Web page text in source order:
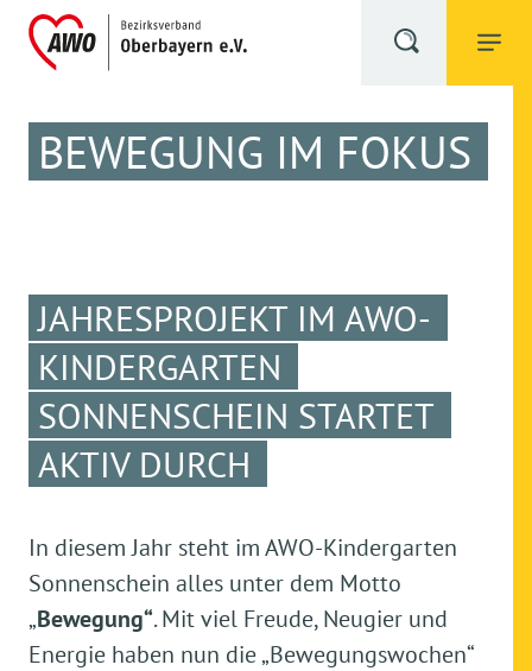
BEWEGUNG IM FOKUS
JAHRESPROJEKT IM AWO-
KINDERGARTEN
SONNENSCHEIN STARTET
AKTIV DURCH
In diesem Jahr steht im AWO-Kindergarten
Sonnenschein alles unter dem Motto
„Bewegung“. Mit viel Freude, Neugier und
Energie haben nun die „Bewegungswochen“